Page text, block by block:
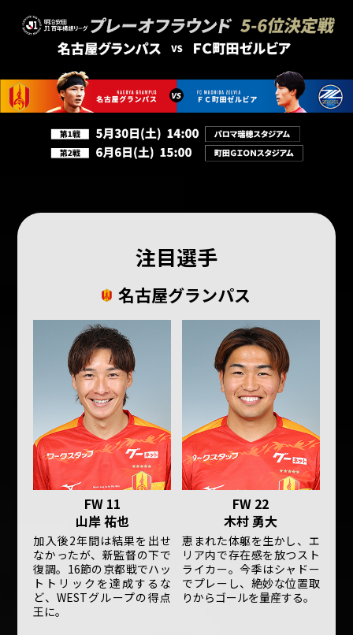
注目選手
名古屋グランパス
FW 11
山岸 祐也
加入後2年間は結果を出せ
なかったが、新監督の下で
復調。16節の京都戦でハッ
トトリックを達成するな
ど、WESTグループの得点
王に。
FW 22
木村 勇大
恵まれた体躯を生かし、エ
リア内で存在感を放つスト
ライカー。今季はシャドー
でプレーし、絶妙な位置取
りからゴールを量産する。